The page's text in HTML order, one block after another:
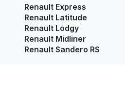
Renault Express
Renault Latitude
Renault Lodgy
Renault Midliner
Renault Sandero RS